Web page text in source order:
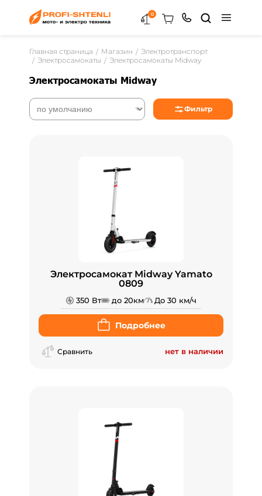
0
Главная страница Магазин
Электротранспорт
Электросамокаты
Электросамокаты Midway
Электросамокаты Midway
Фильтр
Электросамокат Midway Yamato
0809
350 Вт до 20км До 30 км/ч
Подробнее
Сравнить нет в наличии